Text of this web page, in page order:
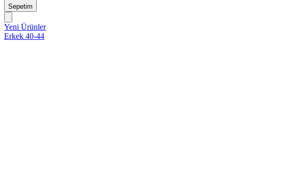
Sepetim
Yeni Ürünler
Erkek 40-44